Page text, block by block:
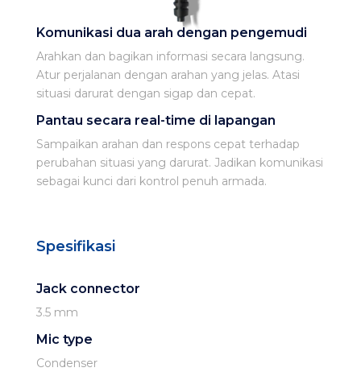
Komunikasi dua arah dengan pengemudi
Arahkan dan bagikan informasi secara langsung.
Atur perjalanan dengan arahan yang jelas. Atasi
situasi darurat dengan sigap dan cepat.
Pantau secara real-time di lapangan
Sampaikan arahan dan respons cepat terhadap
perubahan situasi yang darurat. Jadikan komunikasi
sebagai kunci dari kontrol penuh armada.
Spesifikasi
Jack connector
3.5 mm
Mic type
Condenser